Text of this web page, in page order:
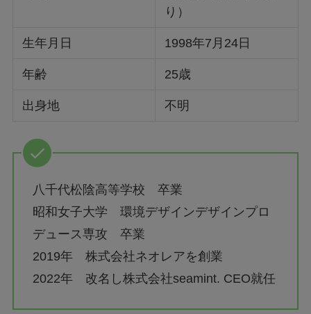
り）
生年月日 1998年7月24日
年齢 25歳
出身地 不明
八千代松陰高等学校 卒業
昭和女子大学 環境デザインデザインプロ
デュース専攻 卒業
2019年 株式会社ネオレアを創業
2022年 改名し株式会社seamint. CEO就任